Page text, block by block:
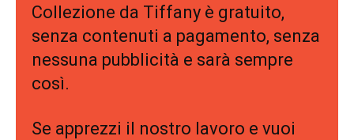
Collezione da Tiffany è gratuito,
senza contenuti a pagamento, senza
nessuna pubblicità e sarà sempre
così.
Se apprezzi il nostro lavoro e vuoi